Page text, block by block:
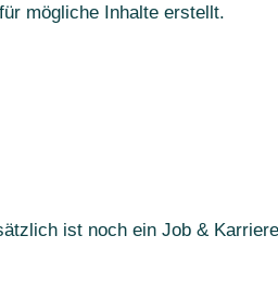
mögliche Inhalte erstellt.
ist noch ein Job &